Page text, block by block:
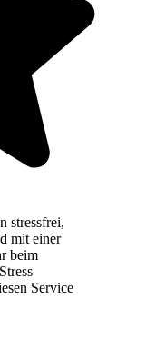
stressfrei,
mit einer
beim
Service